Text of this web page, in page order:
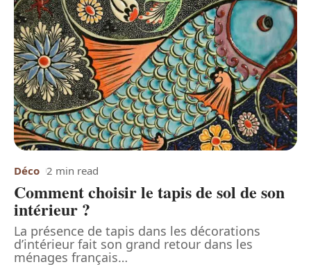
Déco 2 min read
Comment choisir le tapis de sol de son
intérieur ?
La présence de tapis dans les décorations
d’intérieur fait son grand retour dans les
ménages français…